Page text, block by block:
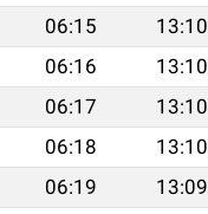
06:15 13:10
06:16 13:10
06:17 13:10
06:18 13:10
06:19 13:09